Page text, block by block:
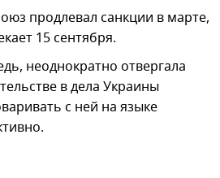
продлевал санкции в марте,
15 сентября.
неоднократно отвергала
в дела Украины
с ней на языке